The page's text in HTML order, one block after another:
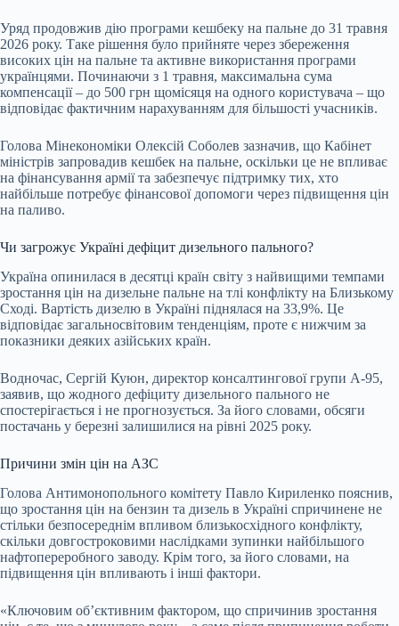
Уряд продовжив дію програми кешбеку на пальне до 31 травня
2026 року. Таке рішення було прийняте через збереження
високих цін на пальне та активне використання програми
українцями. Починаючи з 1 травня, максимальна сума
компенсації – до 500 грн щомісяця на одного користувача – що
відповідає фактичним нарахуванням для більшості учасників.
Голова Мінекономіки Олексій Соболев зазначив, що Кабінет
міністрів запровадив кешбек на пальне, оскільки це не впливає
на фінансування армії та забезпечує підтримку тих, хто
найбільше потребує фінансової допомоги через підвищення цін
на паливо.
Чи загрожує Україні дефіцит дизельного пального?
Україна опинилася в десятці країн світу з найвищими темпами
зростання цін на дизельне пальне на тлі конфлікту на Близькому
Сході. Вартість дизелю в Україні піднялася на 33,9%. Це
відповідає загальносвітовим тенденціям, проте є нижчим за
показники деяких азійських країн.
Водночас, Сергій Куюн, директор консалтингової групи А-95,
заявив, що жодного дефіциту дизельного пального не
спостерігається і не прогнозується. За його словами, обсяги
постачань у березні залишилися на рівні 2025 року.
Причини змін цін на АЗС
Голова Антимонопольного комітету Павло Кириленко пояснив,
що зростання цін на бензин та дизель в Україні спричинене не
стільки безпосереднім впливом близькосхідного конфлікту,
скільки довгостроковими наслідками зупинки найбільшого
нафтопереробного заводу. Крім того, за його словами, на
підвищення цін впливають і інші фактори.
«Ключовим об’єктивним фактором, що спричинив зростання